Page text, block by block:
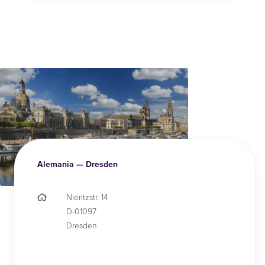
Alemania — Dresden
Nieritzstr. 14
D-01097
Dresden